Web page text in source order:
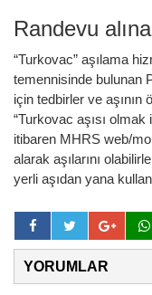
Randevu
“Turkovac” aşılama
temennisinde bulunan
için tedbirler ve
“Turkovac aşısı
itibaren MHRS web/
alarak aşılarını
yerli aşıdan yana
YORUMLAR